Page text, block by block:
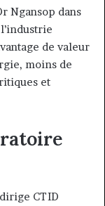
Ngansop dans
de valeur
moins de
et
CTID